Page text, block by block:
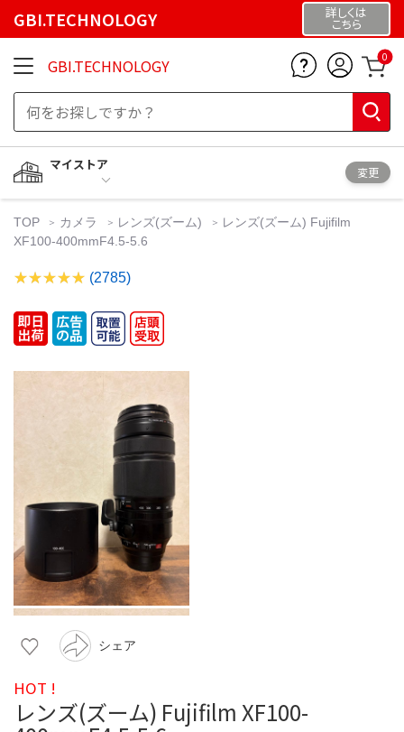
GBI.TECHNOLOGY 詳しくは
こちら
GBI.TECHNOLOGY 0
マイストア
変更
TOP カメラ レンズ(ズーム)
レンズ(ズーム) Fujifilm
XF100-400mmF4.5-5.6
(2785)
シェア
HOT !
レンズ(ズーム) Fujifilm XF100-